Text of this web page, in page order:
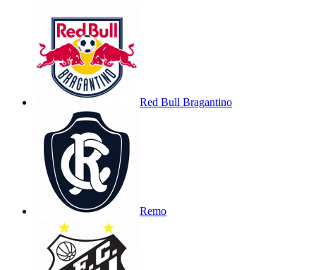
Red Bull Bragantino
Remo